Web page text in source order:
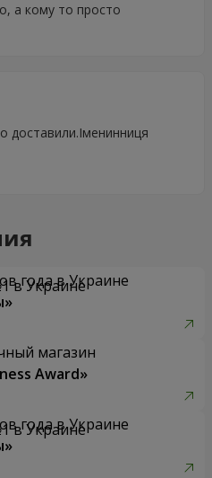
а кому то просто
тортику, поздравлению.
доставили.Іменинниця
года в Украине
магазин
Award»
года в Украине